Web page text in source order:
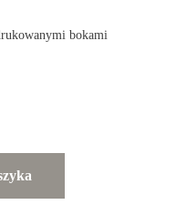
bokami